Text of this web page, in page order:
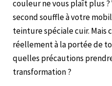
couleur ne vous plaît plus
second souffle à votre
teinture spéciale cuir.
réellement à la portée de
quelles précautions
transformation ?